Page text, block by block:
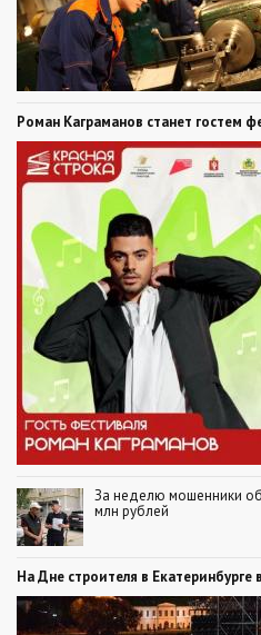
Роман Каграманов станет гостем
За неделю мошенники
млн рублей
На Дне строителя в